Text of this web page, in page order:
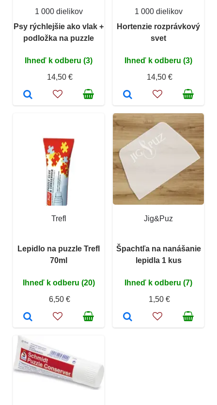
1 000 dielikov
Psy rýchlejšie ako vlak +
podložka na puzzle
Ihneď k odberu (3)
14,50 €
1 000 dielikov
Hortenzie rozprávkový
svet
Ihneď k odberu (3)
14,50 €
Trefl
Lepidlo na puzzle Trefl
70ml
Ihneď k odberu (20)
6,50 €
Jig&Puz
Špachtľa na nanášanie
lepidla 1 kus
Ihneď k odberu (7)
1,50 €